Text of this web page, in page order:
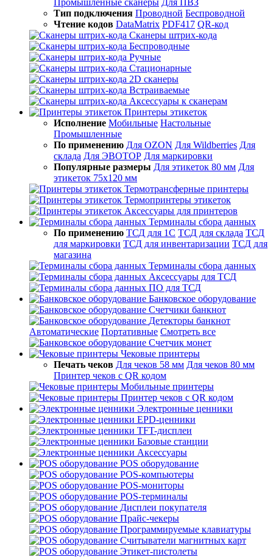
Промышленные сканеры Для ПВЗ
Тип подключения Проводной Беспроводной
Чтение кодов DataMatrix PDF417 QR-код
Сканеры штрих-кода
Беспроводные
Ручные
Стационарные
2D сканеры
Встраиваемые
Аксессуары к сканерам
Принтеры этикеток
Исполнение Мобильные Настольные
Промышленные
По применению Для OZON Для Wildberries Для
склада Для ЭВОТОР Для маркировки
Популярные размеры Для этикеток 80 мм Для
этикеток 75х120 мм
Термотрансферные принтеры
Термопринтеры этикеток
Аксессуары для принтеров
Терминалы сбора данных
По применению ТСД для 1С ТСД для склада ТСД
для маркировки ТСД для инвентаризации ТСД для
магазина
Терминалы сбора данных
Аксессуары для ТСД
ПО для ТСД
Банковское оборудование
Счетчики банкнот
Детекторы банкнот
Автоматические Портативные Смотреть все
Счетчик монет
Чековые принтеры
Печать чеков Для чеков 58 мм Для чеков 80 мм
Принтер чеков с QR кодом
Мобильные принтеры
Принтер чеков с QR кодом
Электронные ценники
EPD-ценники
TFT-дисплеи
Базовые станции
Аксессуары
POS оборудование
POS-компьютеры
POS-мониторы
POS-терминалы
Дисплеи покупателя
Прайс-чекеры
Программируемые клавиатуры
Считыватели магнитных карт
Этикет-пистолеты